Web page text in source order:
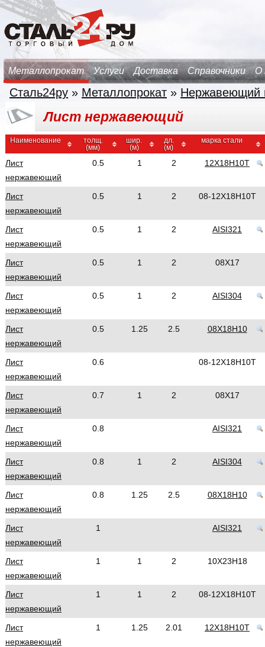
Металлопрокат Услуги Доставка Справочники О
Сталь24ру » Металлопрокат » Нержавеющий
Лист нержавеющий
Наименование
толщ.
(мм)
шир.
(м)
дл.
(м)
марка стали
Лист
нержавеющий
0.5 1 2 12Х18Н10Т
Лист
нержавеющий
0.5 1 2 08-12Х18Н10Т
Лист
нержавеющий
0.5 1 2 AISI321
Лист
нержавеющий
0.5 1 2 08Х17
Лист
нержавеющий
0.5 1 2 AISI304
Лист
нержавеющий
0.5 1.25 2.5 08Х18Н10
Лист
нержавеющий
0.6 08-12Х18Н10Т
Лист
нержавеющий
0.7 1 2 08Х17
Лист
нержавеющий
0.8 AISI321
Лист
нержавеющий
0.8 1 2 AISI304
Лист
нержавеющий
0.8 1.25 2.5 08Х18Н10
Лист
нержавеющий
1 AISI321
Лист
нержавеющий
1 1 2 10Х23Н18
Лист
нержавеющий
1 1 2 08-12Х18Н10Т
Лист
нержавеющий
1 1.25 2.01 12Х18Н10Т